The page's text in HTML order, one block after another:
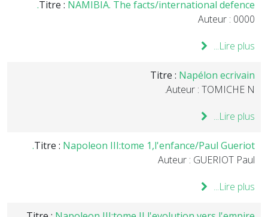
Titre : NAMIBIA. The facts/international defence.
Auteur : 0000
Lire plus...
Titre : Napélon ecrivain
Auteur : TOMICHE N.
Lire plus...
Titre : Napoleon III:tome 1,l'enfance/Paul Gueriot.
Auteur : GUERIOT Paul
Lire plus...